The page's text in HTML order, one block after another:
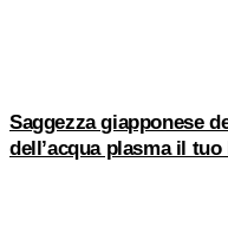
Saggezza giapponese
dell’acqua plasma il tuo